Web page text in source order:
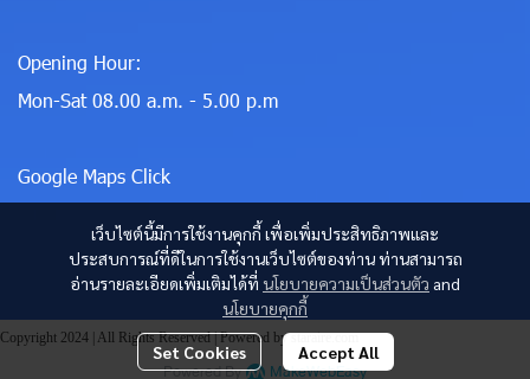
เว็บไซต์นี้มีการใช้งานคุกกี้ เพื่อเพิ่มประสิทธิภาพและ
ประสบการณ์ที่ดีในการใช้งานเว็บไซต์ของท่าน ท่านสามารถ
อ่านรายละเอียดเพิ่มเติมได้ที่ นโยบายความเป็นส่วนตัว and
นโยบายคุกกี้
Set Cookies Accept All
Opening Hour:
Mon-Sat 08.00 a.m. - 5.00 p.m
Google Maps Click
Copyright 2024 | All Rights Reserved | Powered by staraire.com
Powered By MakeWebEasy